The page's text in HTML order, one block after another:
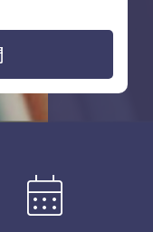
calendar_month